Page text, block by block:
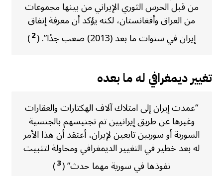
من قبل الحرس الثوري الإيراني من بينها مجموعات
من العراق وأفغانستان، لكنه يؤكد أن معرفة إنفاق
إيران في سنوات ما بعد (2013) صعب جدًا”. (
2
)
تغيير ديمغرافي له ما بعده
“عمدت إيران إلى امتلاك آلاف الهكتارات والعقارات
وغيرها عن طريق إيرانيين تم تجنيسهم بالجنسية
السورية أو سوريين تابعين لإيران، أعتقد أن هذا الأمر
له بعد خطير في التغيير الديمغرافي ومحاولة لتثبيت
نفوذها في سورية مهما حدث” (3
)